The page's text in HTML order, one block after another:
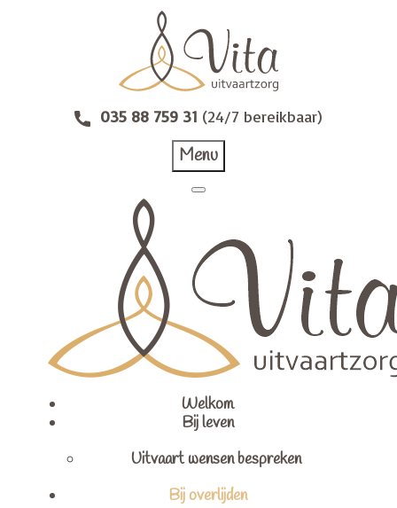
035 88 759 31 (24/7 bereikbaar)
Menu
Welkom
Bij leven
Uitvaart wensen bespreken
Bij overlijden